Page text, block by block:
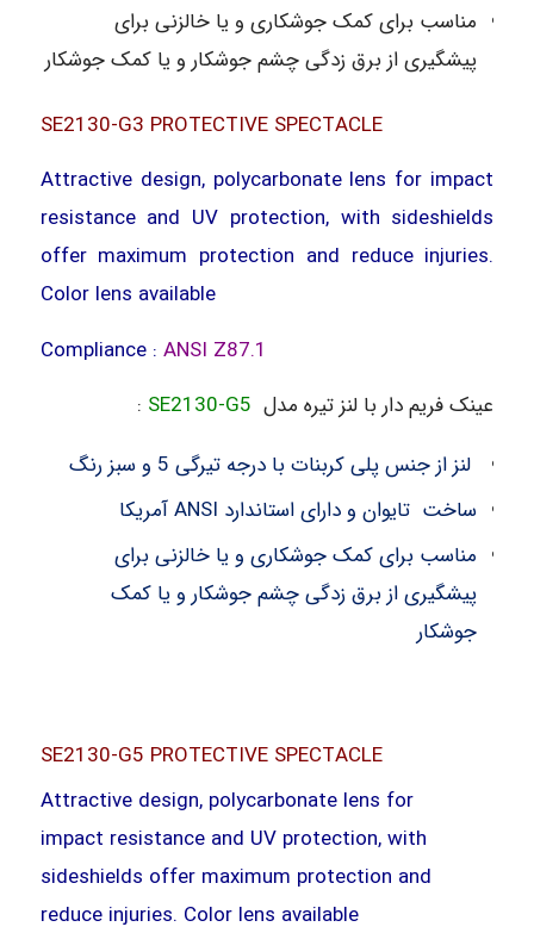
مناسب برای کمک جوشکاری و یا خالزنی برای
پیشگیری از برق زدگی چشم جوشکار و یا کمک جوشکار
SE2130-G3 PROTECTIVE SPECTACLE
Attractive design, polycarbonate lens for impact
resistance and UV protection, with sideshields
offer maximum protection and reduce injuries.
Color lens available
Compliance : ANSI Z87.1
عینک فریم دار با لنز تیره مدل SE2130-G5
:
لنز از جنس پلی کربنات با درجه تیرگی 5 و سبز رنگ
ساخت تایوان و دارای استاندارد ANSIآمریکا
مناسب برای کمک جوشکاری و یا خالزنی برای
پیشگیری از برق زدگی چشم جوشکار و یا کمک
جوشکار
SE2130-G5 PROTECTIVE SPECTACLE
Attractive design, polycarbonate lens for
impact resistance and UV protection, with
sideshields offer maximum protection and
reduce injuries. Color lens available